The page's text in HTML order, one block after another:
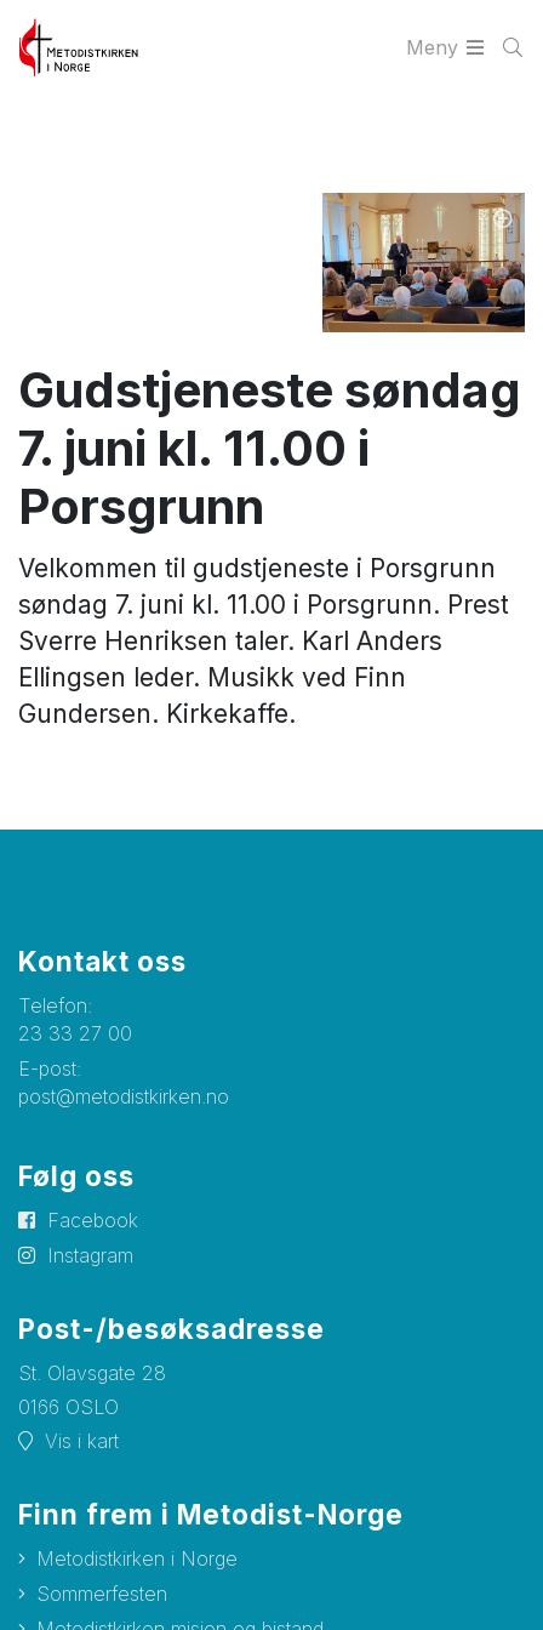
Meny
Gudstjeneste søndag
7. juni kl. 11.00 i
Porsgrunn
Velkommen til gudstjeneste i Porsgrunn
søndag 7. juni kl. 11.00 i Porsgrunn. Prest
Sverre Henriksen taler. Karl Anders
Ellingsen leder. Musikk ved Finn
Gundersen. Kirkekaffe.
Kontakt oss
Telefon:
23 33 27 00
E-post:
post@metodistkirken.no
Følg oss
Facebook
Instagram
Post-/besøksadresse
St. Olavsgate 28
0166 OSLO
Vis i kart
Finn frem i Metodist-Norge
Metodistkirken i Norge
Sommerfesten